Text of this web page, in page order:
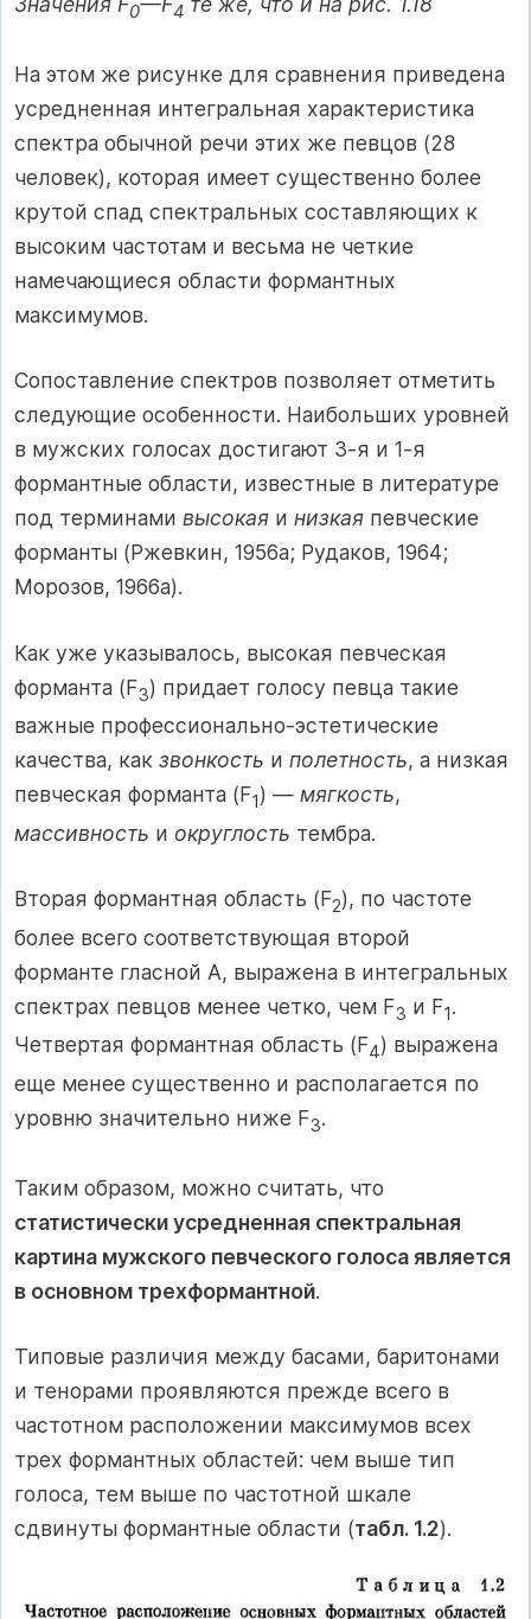
0 4
На этом же рисунке для сравнения приведена
усредненная интегральная характеристика
спектра обычной речи этих же певцов (28
человек), которая имеет существенно более
крутой спад спектральных составляющих к
высоким частотам и весьма не четкие
намечающиеся области формантных
максимумов.
Сопоставление спектров позволяет отметить
следующие особенности. Наибольших уровней
в мужских голосах достигают 3-я и 1-я
формантные области, известные в литературе
под терминами высокая и низкая певческие
форманты (Ржевкин, 1956а; Рудаков, 1964;
Морозов, 1966а).
Как уже указывалось, высокая певческая
форманта (F3) придает голосу певца такие
важные профессионально-эстетические
качества, как звонкость и полетность, а низкая
певческая форманта (F1) — мягкость,
массивность и округлость тембра.
Вторая формантная область (F2), по частоте
более всего соответствующая второй
форманте гласной А, выражена в интегральных
спектрах певцов менее четко, чем F3 и F1.
Четвертая формантная область (F4) выражена
еще менее существенно и располагается по
уровню значительно ниже F3.
Таким образом, можно считать, что
статистически усредненная спектральная
картина мужского певческого голоса является
в основном трехформантной.
Типовые различия между басами, баритонами
и тенорами проявляются прежде всего в
частотном расположении максимумов всех
трех формантных областей: чем выше тип
голоса, тем выше по частотной шкале
сдвинуты формантные области (табл. 1.2).